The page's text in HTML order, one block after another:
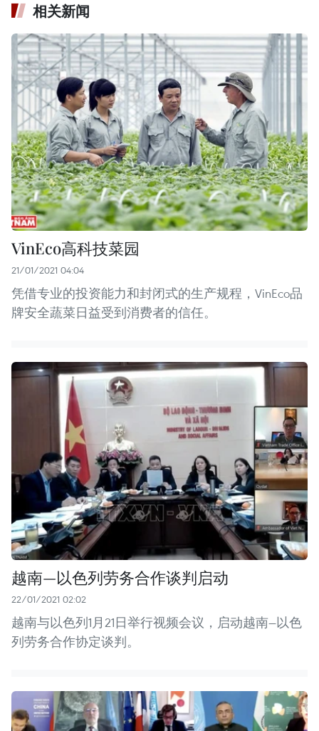
相关新闻
VinEco高科技菜园
21/01/2021 04:04
凭借专业的投资能力和封闭式的生产规程，VinEco品
牌安全蔬菜日益受到消费者的信任。
越南—以色列劳务合作谈判启动
22/01/2021 02:02
越南与以色列1月21日举行视频会议，启动越南—以色
列劳务合作协定谈判。